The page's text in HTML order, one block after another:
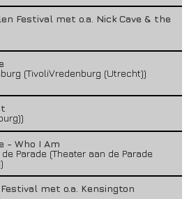
Festival met o.a. Nick Cave & the
(TivoliVredenburg (Utrecht))
- Who I Am
Parade (Theater aan de Parade
met o.a. Kensington